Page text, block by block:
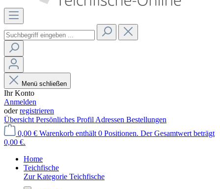
Menü schließen
Ihr Konto
Anmelden
oderregistrieren
Übersicht Persönliches Profil Adressen Bestellungen
0,00 € Warenkorb enthält 0 Positionen. Der Gesamtwert beträgt
0,00 €.
Home
Teichfische
Zur Kategorie Teichfische